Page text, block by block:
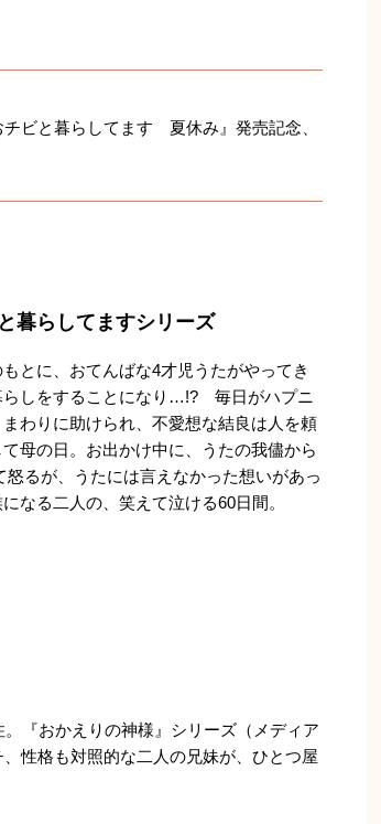
ビと暮らしてます 夏休み』発売記念、
暮らしてますシリーズ
とに、おてんばな4才児うたがやってき
らしをすることになり…!? 毎日がハプニ
わりに助けられ、不愛想な結良は人を頼
母の日。お出かけ中に、うたの我儘から
怒るが、うたには言えなかった想いがあっ
なる二人の、笑えて泣ける60日間。
『おかえりの神様』シリーズ（メディア
性格も対照的な二人の兄妹が、ひとつ屋